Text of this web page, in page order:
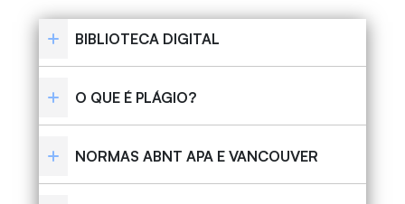
BIBLIOTECA DIGITAL
O QUE É PLÁGIO?
NORMAS ABNT APA E VANCOUVER